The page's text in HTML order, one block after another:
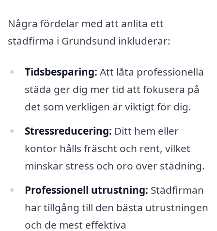
Några fördelar med att anlita ett
städfirma i Grundsund inkluderar:
Tidsbesparing: Att låta professionella
städa ger dig mer tid att fokusera på
det som verkligen är viktigt för dig.
Stressreducering: Ditt hem eller
kontor hålls fräscht och rent, vilket
minskar stress och oro över städning.
Professionell utrustning: Städfirman
har tillgång till den bästa utrustningen
och de mest effektiva